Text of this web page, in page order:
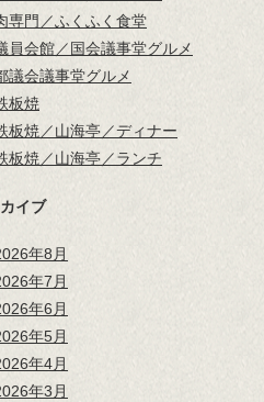
専門／ふくふく食堂
員会館／国会議事堂グルメ
議会議事堂グルメ
板焼
板焼／山海亭／ディナー
板焼／山海亭／ランチ
イブ
年8月
年7月
年6月
年5月
年4月
年3月